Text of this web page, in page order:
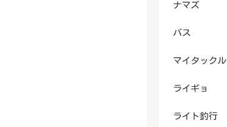
ナマズ
バス
マイタックル
ライギョ
ライト釣行